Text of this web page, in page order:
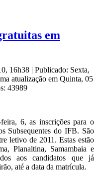
em
16h38 | Publicado: Sexta,
atualização em Quinta, 05
43989
6, as inscrições para o
Subsequentes do IFB. São
letivo de 2011. Estas estão
Planaltina, Samambaia e
aos candidatos que já
até a data da matrícula.